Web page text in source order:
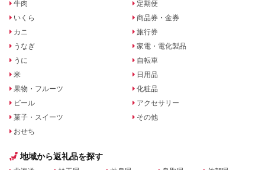
牛肉
いくら
カニ
うなぎ
うに
米
果物・フルーツ
ビール
菓子・スイーツ
おせち
定期便
商品券・金券
旅行券
家電・電化製品
自転車
日用品
化粧品
アクセサリー
その他
地域から返礼品を探す